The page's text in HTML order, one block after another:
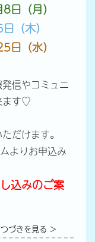
日（月）
木）
水）
信やコミュニ
ます♡
だけます。
よりお申込み
込みのご案
つづきを見る ＞